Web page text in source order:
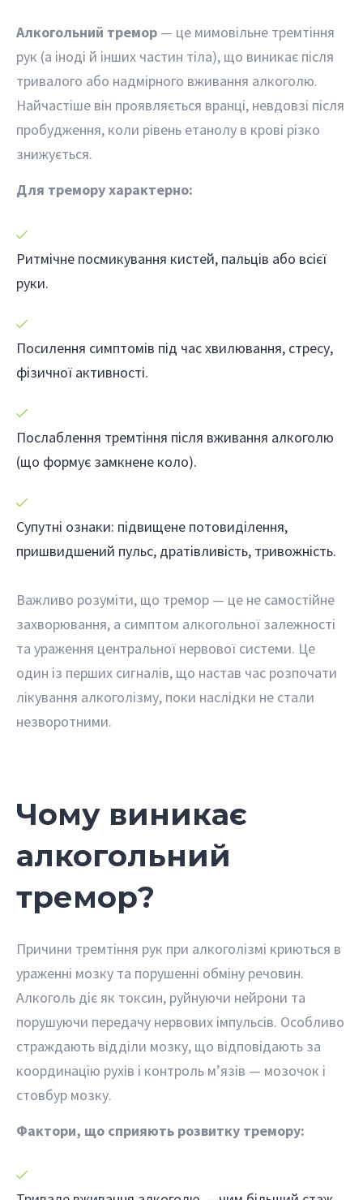
Алкогольний тремор — це мимовільне тремтіння
рук (а іноді й інших частин тіла), що виникає після
тривалого або надмірного вживання алкоголю.
Найчастіше він проявляється вранці, невдовзі після
пробудження, коли рівень етанолу в крові різко
знижується.
Для тремору характерно:
Ритмічне посмикування кистей, пальців або всієї
руки.
Посилення симптомів під час хвилювання, стресу,
фізичної активності.
Послаблення тремтіння після вживання алкоголю
(що формує замкнене коло).
Супутні ознаки: підвищене потовиділення,
пришвидшений пульс, дратівливість, тривожність.
Важливо розуміти, що тремор — це не самостійне
захворювання, а симптом алкогольної залежності
та ураження центральної нервової системи. Це
один із перших сигналів, що настав час розпочати
лікування алкоголізму, поки наслідки не стали
незворотними.
Чому виникає
алкогольний
тремор?
Причини тремтіння рук при алкоголізмі криються в
ураженні мозку та порушенні обміну речовин.
Алкоголь діє як токсин, руйнуючи нейрони та
порушуючи передачу нервових імпульсів. Особливо
страждають відділи мозку, що відповідають за
координацію рухів і контроль м’язів — мозочок і
стовбур мозку.
Фактори, що сприяють розвитку тремору: